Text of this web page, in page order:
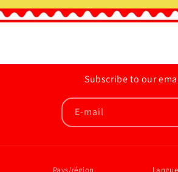
Subscribe to our
E-mail